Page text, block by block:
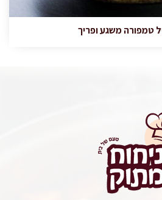
טמפורה משגע ופריך